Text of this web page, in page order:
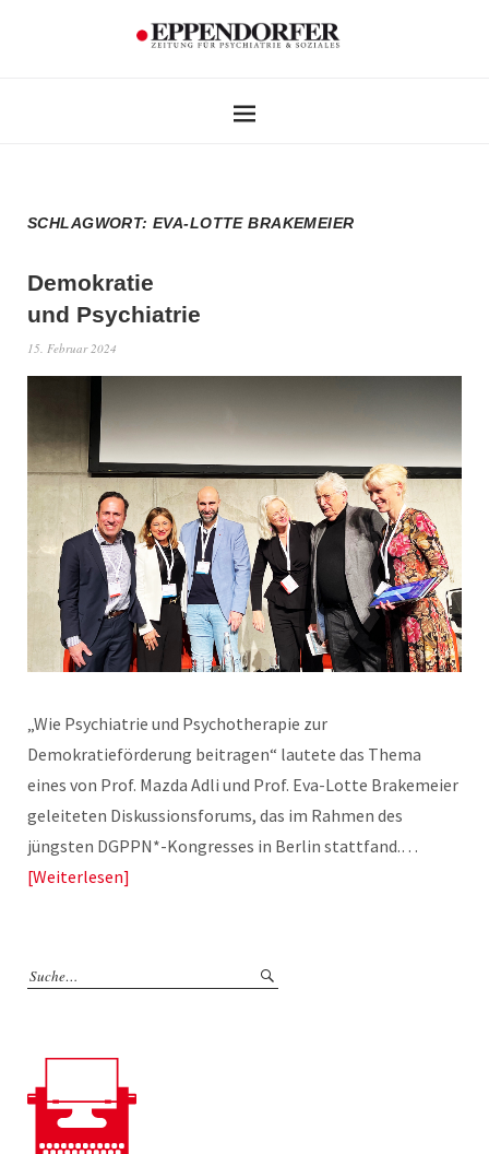
SCHLAGWORT:EVA-LOTTE BRAKEMEIER
Demokratie
und Psychiatrie
15. Februar 2024
„Wie Psychiatrie und Psychotherapie zur
Demokratieförderung beitragen“ lautete das Thema
eines von Prof. Mazda Adli und Prof. Eva-Lotte Brakemeier
geleiteten Diskussionsforums, das im Rahmen des
jüngsten DGPPN*-Kongresses in Berlin stattfand.…
Weiterlesen